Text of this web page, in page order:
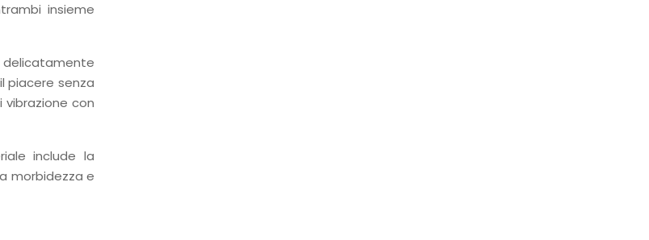
insieme
delicatamente
piacere senza
vibrazione con
include la
morbidezza e